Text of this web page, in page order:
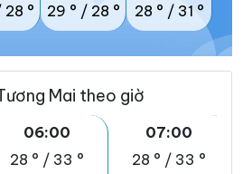
28 ° 29 ° / 28 ° 28 ° / 31 °
Mai theo giờ
06:00
28 ° / 33 °
07:00
28 ° / 33 °